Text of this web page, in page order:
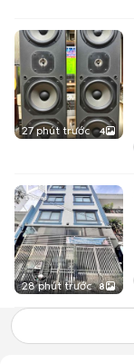
27 phút trước 4
28 phút trước 8